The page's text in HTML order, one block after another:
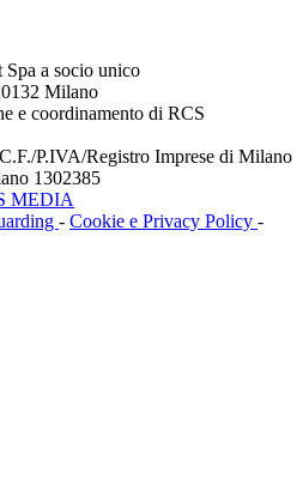
a socio unico
Milano
e coordinamento di RCS
P.IVA/Registro Imprese di Milano
1302385
MEDIA
- Cookie e Privacy Policy -